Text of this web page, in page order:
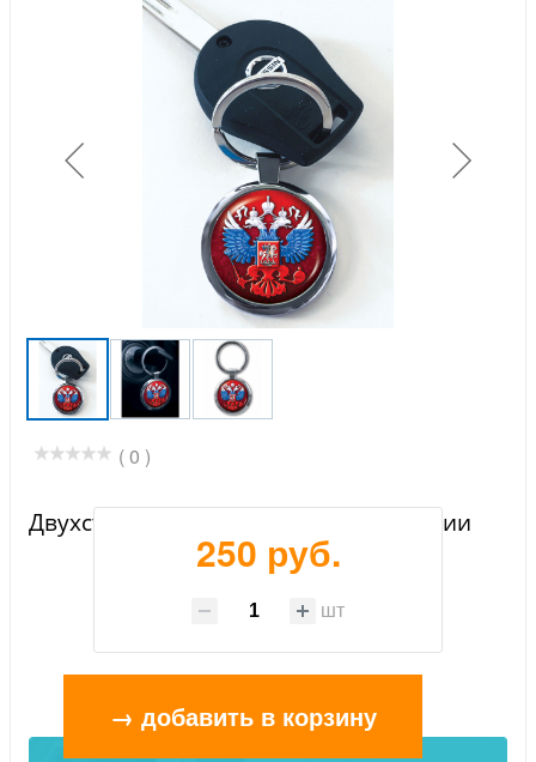
( 0 )
Двухсторонний брелок с гербом России
250 руб.
шт
→ добавить в корзину